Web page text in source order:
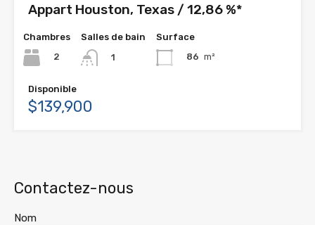
Appart Houston, Texas / 12,86 %*
Chambres
2
Salles de bain
1
Surface
86 m²
Disponible
$139,900
Contactez-nous
Nom